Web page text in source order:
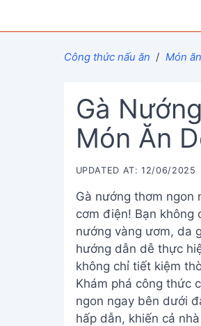
Công thức nấu ăn / Món ăn
Gà
Món Ăn
UPDATED AT: 12/06/2025
Gà nướng thơm ngon
cơm điện! Bạn không
nướng vàng ươm, da
hướng dẫn dễ thực
không chỉ tiết kiệm
Khám phá công thức
ngon ngay bên dưới
hấp dẫn, khiến cả